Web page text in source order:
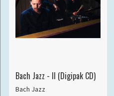
Bach Jazz - II (Digipak CD)
Bach Jazz